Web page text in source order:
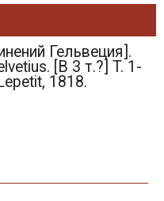
Гельвеция].
[В 3 т.?] T. 1-
1818.